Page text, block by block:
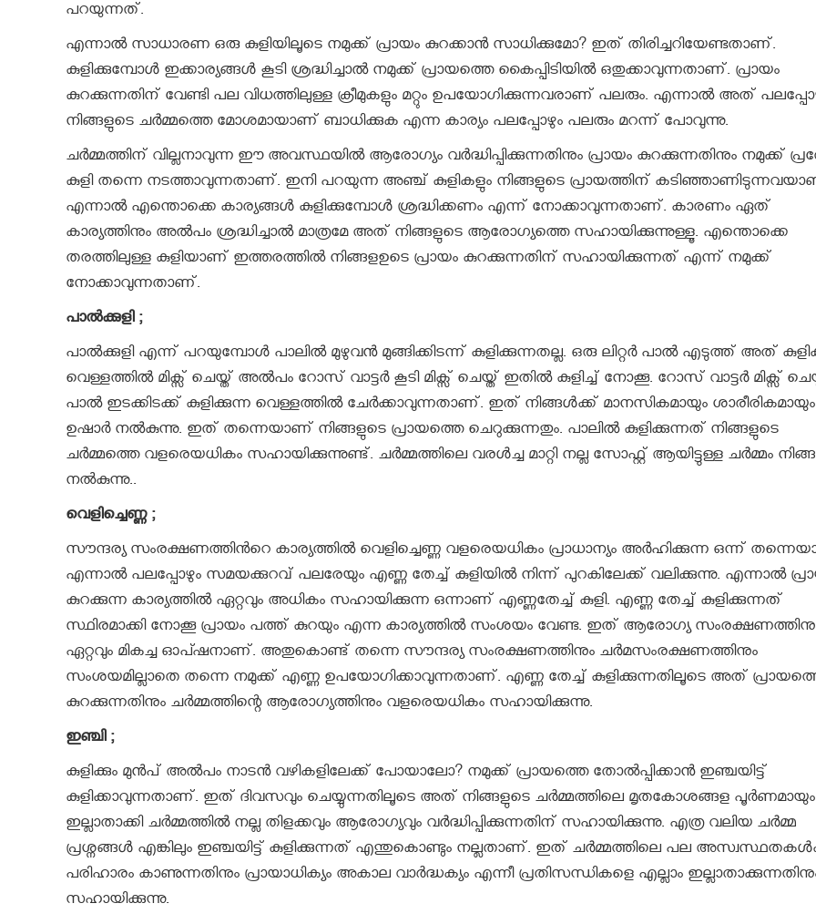
പറയുന്നത്.
എന്നാൽ സാധാരണ ഒരു കുളിയിലൂടെ നമുക്ക് പ്രായം കുറക്കാൻ സാധിക്കുമോ? ഇത് തിരിച്ചറിയേണ്ടതാണ്.
കുളിക്കുമ്പോൾ ഇക്കാര്യങ്ങൾ കൂടി ശ്രദ്ധിച്ചാൽ നമുക്ക് പ്രായത്തെ കൈപ്പിടിയിൽ ഒതുക്കാവുന്നതാണ്. പ്രായം
കുറക്കുന്നതിന് വേണ്ടി പല വിധത്തിലുള്ള ക്രീമുകളും മറ്റും ഉപയോഗിക്കുന്നവരാണ് പലരും. എന്നാൽ അത്
നിങ്ങളുടെ ചർമ്മത്തെ മോശമായാണ് ബാധിക്കുക എന്ന കാര്യം പലപ്പോഴും പലരും മറന്ന് പോവുന്നു.
ചർമ്മത്തിന് വില്ലനാവുന്ന ഈ അവസ്ഥയിൽ ആരോഗ്യം വർദ്ധിപ്പിക്കുന്നതിനും പ്രായം കുറക്കുന്നതിനും നമുക്ക്
കുളി തന്നെ നടത്താവുന്നതാണ്. ഇനി പറയുന്ന അഞ്ച് കുളികളും നിങ്ങളുടെ പ്രായത്തിന്
എന്നാൽ എന്തൊക്കെ കാര്യങ്ങൾ കുളിക്കുമ്പോൾ ശ്രദ്ധിക്കണം എന്ന് നോക്കാവുന്നതാണ്. കാരണം ഏത്
കാര്യത്തിനും അൽപം ശ്രദ്ധിച്ചാൽ മാത്രമേ അത് നിങ്ങളുടെ ആരോഗ്യത്തെ സഹായിക്കുന്നുള്ളൂ. എന്തൊക്കെ
തരത്തിലുള്ള കുളിയാണ് ഇത്തരത്തില്‍ നിങ്ങളഉടെ പ്രായം കുറക്കുന്നതിന് സഹായിക്കുന്നത് എന്ന് നമുക്ക്
നോക്കാവുന്നതാണ്.
പാല്‍ക്കുളി ;
പാൽക്കുളി എന്ന് പറയുമ്പോൾ പാലിൽ മുഴുവൻ മുങ്ങിക്കിടന്ന് കുളിക്കുന്നതല്ല. ഒരു ലിറ്റർ പാൽ എടുത്ത് അത്
വെള്ളത്തിൽ മിക്സ് ചെയ്ത് അൽപം റോസ് വാട്ടർ കൂടി മിക്സ് ചെയ്ത് ഇതിൽ കുളിച്ച് നോക്കൂ. റോസ് വാട്ടർ മിക്സ്
പാൽ ഇടക്കിടക്ക് കുളിക്കുന്ന വെള്ളത്തിൽ ചേർക്കാവുന്നതാണ്. ഇത് നിങ്ങൾക്ക് മാനസികമായും ശാരീരികമായും
ഉഷാര്‍ നൽകുന്നു. ഇത് തന്നെയാണ് നിങ്ങളുടെ പ്രായത്തെ ചെറുക്കുന്നതും. പാലിൽ കുളിക്കുന്നത് നിങ്ങളുടെ
ചർമ്മത്തെ വളരെയധികം സഹായിക്കുന്നുണ്ട്. ചർമ്മത്തിലെ വരൾച്ച മാറ്റി നല്ല സോഫ്റ്റ് ആയിട്ടുള്ള ചർമ്മം
നല്‍കുന്നു..
വെളിച്ചെണ്ണ ;
സൗന്ദര്യ സംരക്ഷണത്തിന്‍റെ കാര്യത്തിൽ വെളിച്ചെണ്ണ വളരെയധികം പ്രാധാന്യം അർഹിക്കുന്ന ഒന്ന്
എന്നാൽ പലപ്പോഴും സമയക്കുറവ് പലരേയും എണ്ണ തേച്ച് കുളിയിൽ നിന്ന് പുറകിലേക്ക് വലിക്കുന്നു. എന്നാൽ
കുറക്കുന്ന കാര്യത്തിൽ ഏറ്റവും അധികം സഹായിക്കുന്ന ഒന്നാണ് എണ്ണതേച്ച് കുളി. എണ്ണ തേച്ച് കുളിക്കുന്നത്
സ്ഥിരമാക്കി നോക്കൂ പ്രായം പത്ത് കുറയും എന്ന കാര്യത്തിൽ സംശയം വേണ്ട. ഇത് ആരോഗ്യ
ഏറ്റവും മികച്ച ഓപ്ഷനാണ്. അതുകൊണ്ട് തന്നെ സൗന്ദര്യ സംരക്ഷണത്തിനും ചർമസംരക്ഷണത്തിനും
സംശയമില്ലാതെ തന്നെ നമുക്ക് എണ്ണ ഉപയോഗിക്കാവുന്നതാണ്. എണ്ണ തേച്ച് കുളിക്കുന്നതിലൂടെ അത്
കുറക്കുന്നതിനും ചര്‍മ്മത്തിന്റെ ആരോഗ്യത്തിനും വളരെയധികം സഹായിക്കുന്നു.
ഇഞ്ചി ;
കുളിക്കും മുൻപ് അൽപം നാടൻ വഴികളിലേക്ക് പോയാലോ? നമുക്ക് പ്രായത്തെ തോല്‍പ്പിക്കാൻ ഇ‍ഞ്ചയിട്ട്
കുളിക്കാവുന്നതാണ്. ഇത് ദിവസവും ചെയ്യുന്നതിലൂടെ അത് നിങ്ങളുടെ ചര്‍മ്മത്തിലെ മൃതകോശങ്ങള പൂര്‍ണമായും
ഇല്ലാതാക്കി ചര്‍മ്മത്തിൽ നല്ല തിളക്കവും ആരോഗ്യവും വർദ്ധിപ്പിക്കുന്നതിന് സഹായിക്കുന്നു. എത്ര വലിയ ചർമ്മ
പ്രശ്നങ്ങൾ എങ്കിലും ഇഞ്ചയിട്ട് കുളിക്കുന്നത് എന്തുകൊണ്ടും നല്ലതാണ്. ഇത് ചർമ്മത്തിലെ പല
പരിഹാരം കാണുന്നതിനും പ്രായാധിക്യം അകാല വാര്‍ദ്ധക്യം എന്നീ പ്രതിസന്ധികളെ എല്ലാം
സഹായിക്കുന്നു.